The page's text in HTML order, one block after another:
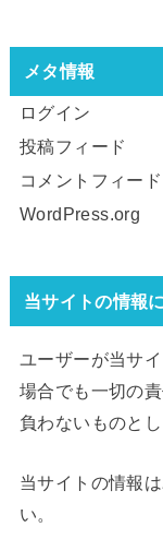
メタ情報
ログイン
投稿フィード
コメントフィード
WordPress.org
当サイトの情報
ユーザーが当サ
場合でも一切の
負わないものとし
当サイトの情報
い。